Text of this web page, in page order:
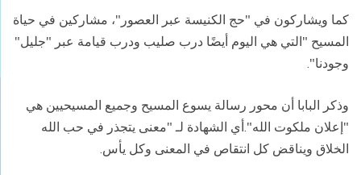
كما ويشاركون في "حج الكنيسة عبر العصور"، مشاركين في حياة
المسيح "التي هي اليوم أيضًا درب صليب ودرب قيامة عبر "جليل"
وجودنا".
وذكر البابا أن محور رسالة يسوع المسيح وجميع المسيحيين هي
"إعلان ملكوت الله".أي الشهادة لـ "معنى يتجذر في حب الله
الخلاق ويناقض كل انتقاص في المعنى وكل يأس.